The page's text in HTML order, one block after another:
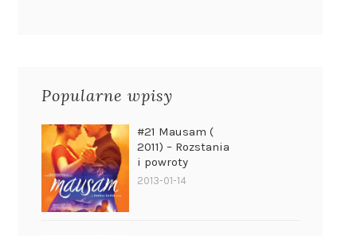
Popularne wpisy
#21 Mausam (
2011) – Rozstania
i powroty
2013-01-14